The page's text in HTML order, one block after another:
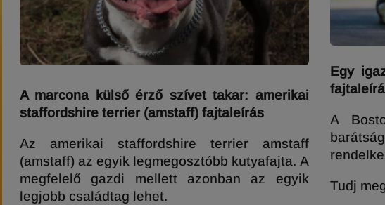
A marcona külső érző szívet takar: amerikai
staffordshire terrier (amstaff) fajtaleírás
Az amerikai staffordshire terrier amstaff
(amstaff) az egyik legmegosztóbb kutyafajta. A
megfelelő gazdi mellett azonban az egyik
legjobb családtag lehet.
Egy
A
Tudj